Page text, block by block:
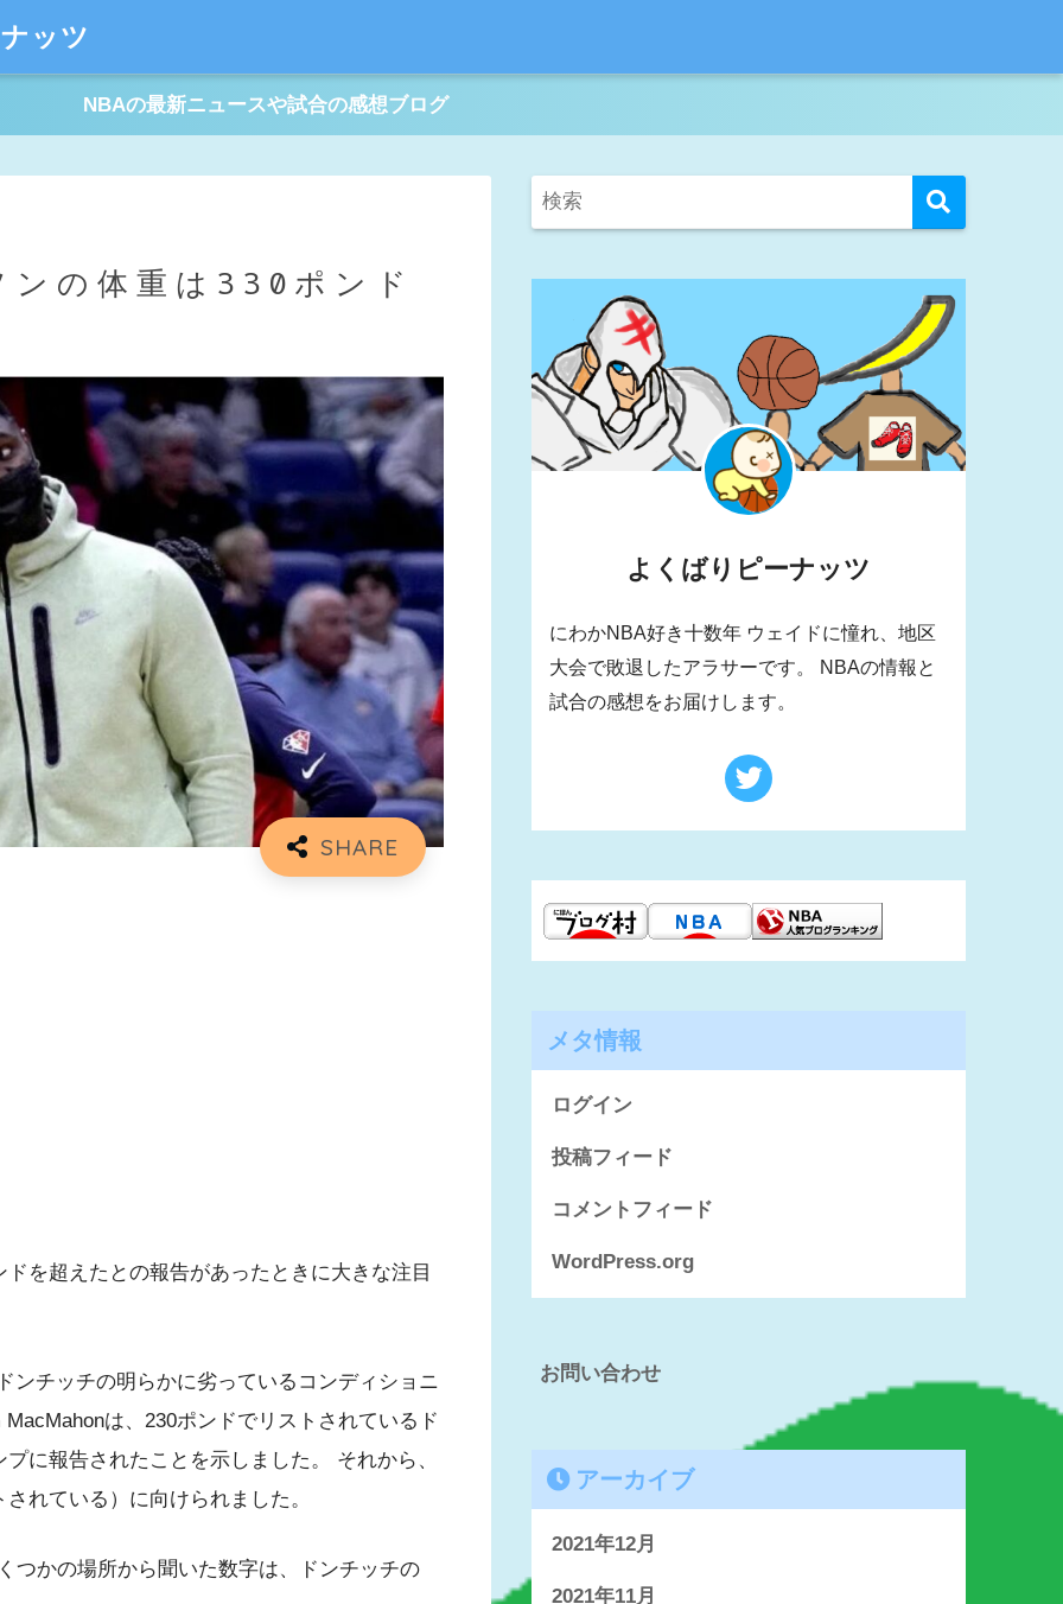
ッツ
NBAの最新ニュースや試合の感想ブログ
の体重は330ポンド
を超えたとの報告があったときに大きな注目
ンチッチの明らかに劣っているコンディショニ
は、230ポンドでリストされているド
に報告されたことを示しました。 それから、
れている）に向けられました。
つかの場所から聞いた数字は、ドンチッチの
よくばりピーナッツ
にわかNBA好き十数年 ウェイドに憧れ、地区
大会で敗退したアラサーです。 NBAの情報と
試合の感想をお届けします。
メタ情報
ログイン
投稿フィード
コメントフィード
WordPress.org
お問い合わせ
アーカイブ
2021年12月
2021年11月